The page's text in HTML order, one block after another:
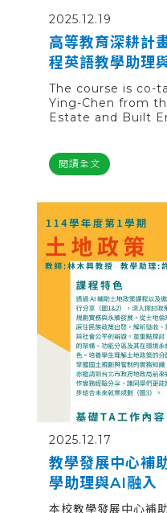
2025.12.19
高等教育深耕計
程英語教學助理
The course is co-
Ying-Chen from
Estate and Built
Through the
urban
students to
and explore them
discussions and
studies.
閱讀全文
2025.12.17
教學發展中心補
學助理與AI融入
本校教學發展中心補